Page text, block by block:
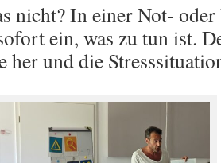
nicht? In einer Not-
ein, was zu tun ist.
her und die